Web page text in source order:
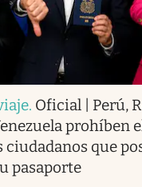
. Oficial | Perú,
prohíben
ciudadanos que
pasaporte